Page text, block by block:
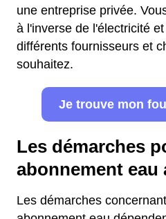
une entreprise privée.
à l'inverse de l'électricité
différents fournisseurs et
souhaitez.
Je trouve mon
Les démarches
abonnement eau
Les démarches